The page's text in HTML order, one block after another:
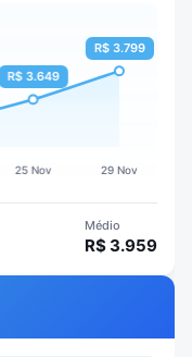
Médio
R$ 3.959